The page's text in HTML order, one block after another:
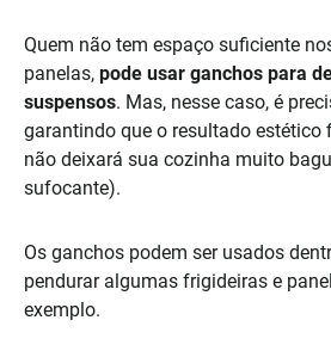
Quem não tem espaço suficiente
panelas, pode usar ganchos para
suspensos. Mas, nesse caso, é
garantindo que o resultado estético
não deixará sua cozinha muito
sufocante).
Os ganchos podem ser usados
pendurar algumas frigideiras e
exemplo.